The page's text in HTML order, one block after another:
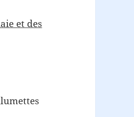
et des